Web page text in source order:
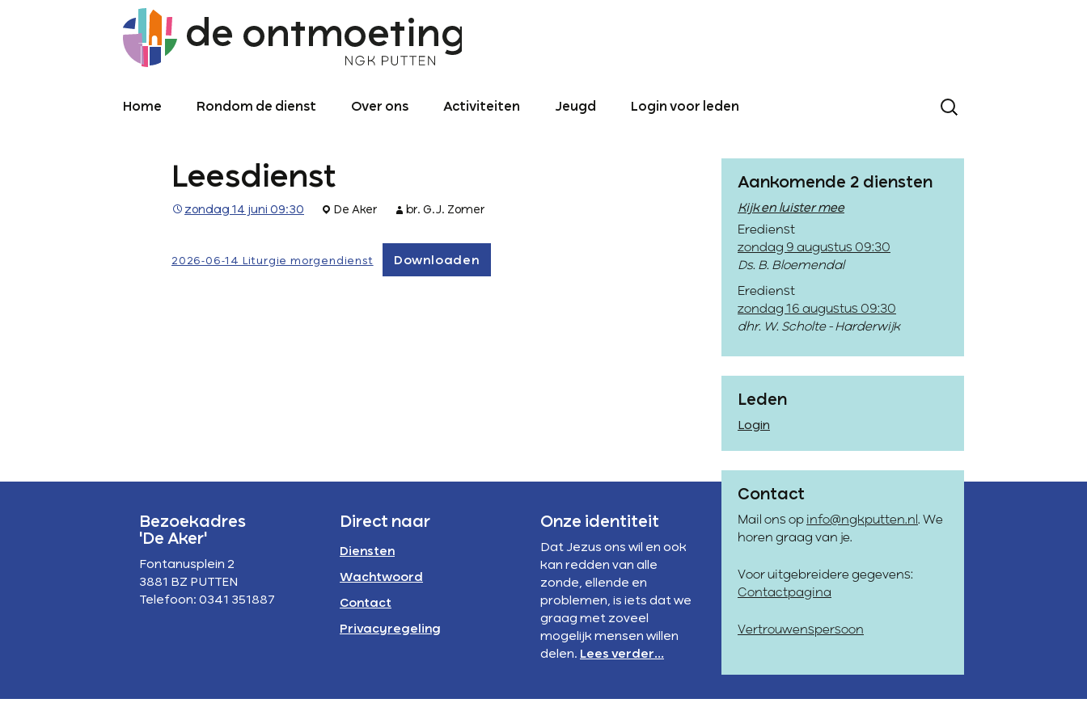
Home Rondom de dienst
Meekijken/luisteren
Over de kerkdienst
Archief liturgie
Diensten
Over ons
Putten 1990 tot
Predikant
Activiteiten
buiten
Binnen- en
buitenland
Jeugd Login voor leden
Leesdienst
zondag 14 juni 09:30 De Aker br. G.J. Zomer
2026-06-14 Liturgie morgendienst Downloaden
Aankomende 2 diensten
Kijk en luister mee
Eredienst
zondag 9 augustus 09:30
Ds. B. Bloemendal
Eredienst
zondag 16 augustus 09:30
dhr. W. Scholte - Harderwijk
Leden
Login
Contact
Mail ons op info@ngkputten.nl . We
horen graag van je.
Voor uitgebreidere gegevens:
Contactpagina
Vertrouwenspersoon
Bezoekadres
'De Aker'
Fontanusplein 2
3881 BZ PUTTEN
Telefoon: 0341 351887
Direct naar
Diensten
Wachtwoord
Contact
Privacyregeling
Onze identiteit
Dat Jezus ons wil en ook
kan redden van alle
zonde, ellende en
problemen, is iets dat we
graag met zoveel
mogelijk mensen willen
delen. Lees verder...